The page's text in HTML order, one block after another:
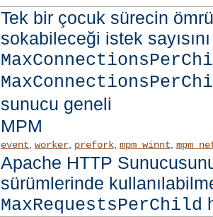
Tek bir çocuk sürecin
sokabileceği istek
sunucu geneli
MPM
event worker, prefork, mpm_winnt
Apache HTTP
sürümlerinde
MaxRequestsPerChild